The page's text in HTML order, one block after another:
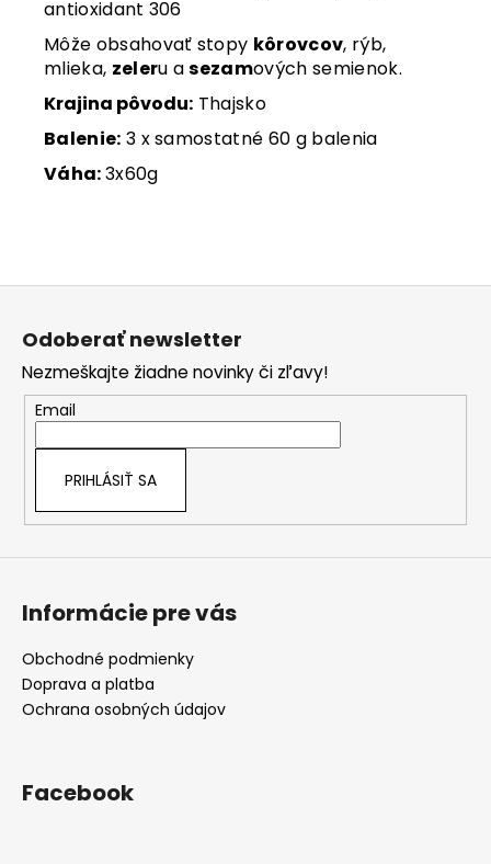
antioxidant 306
Môže obsahovať stopy kôrovcov, rýb,
mlieka, zeleru asezamových semienok.
Krajina pôvodu: Thajsko
Balenie: 3 x samostatné 60 g balenia
Váha:3x60g
Z
Odoberať newsletter
Nezmeškajte žiadne novinky či zľavy!
Email
PRIHLÁSIŤ SA
Informácie pre vás
Obchodné podmienky
Doprava a platba
Ochrana osobných údajov
Facebook